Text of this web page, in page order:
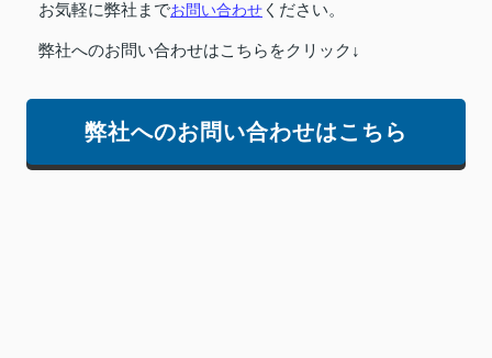
お気軽に弊社までお問い合わせ ください。
弊社へのお問い合わせはこちらをクリック↓
弊社へのお問い合わせはこちら